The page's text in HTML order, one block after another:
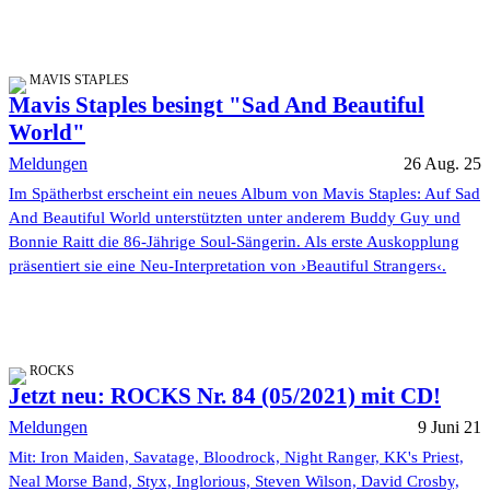
MAVIS STAPLES
Mavis Staples besingt "Sad And Beautiful
World"
Meldungen 26 Aug. 25
Im Spätherbst erscheint ein neues Album von Mavis Staples: Auf Sad
And Beautiful World unterstützten unter anderem Buddy Guy und
Bonnie Raitt die 86-Jährige Soul-Sängerin. Als erste Auskopplung
präsentiert sie eine Neu-Interpretation von ›Beautiful Strangers‹.
ROCKS
Jetzt neu: ROCKS Nr. 84 (05/2021) mit CD!
Meldungen 9 Juni 21
Mit: Iron Maiden, Savatage, Bloodrock, Night Ranger, KK's Priest,
Neal Morse Band, Styx, Inglorious, Steven Wilson, David Crosby,